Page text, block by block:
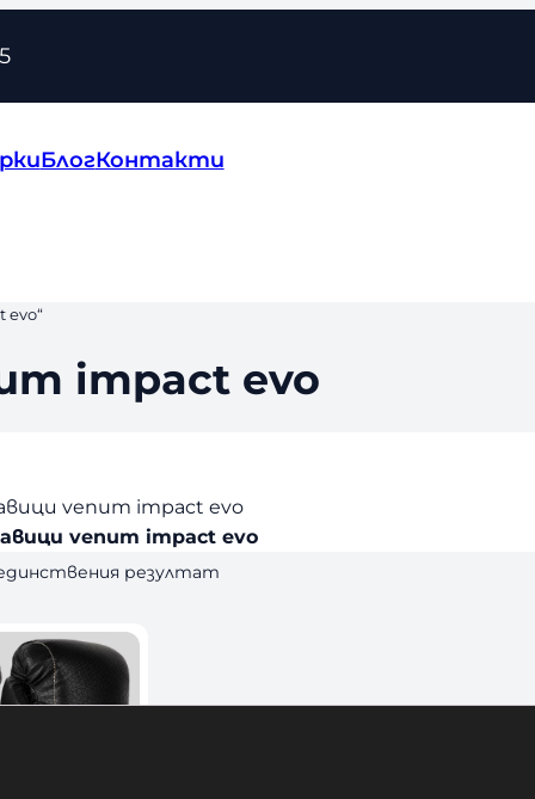
БлогКонтакти
evo“
impact evo
venum impact evo
venum impact evo
резултат